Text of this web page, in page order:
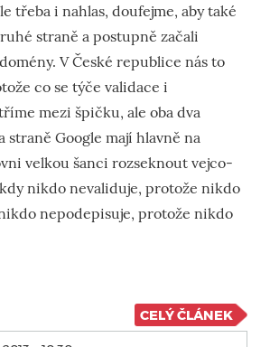
třeba i nahlas, doufejme, aby také
straně a postupně začali
V České republice nás to
co se týče validace i
mezi špičku, ale oba dva
straně Google mají hlavně na
velkou šanci rozseknout vejco-
nikdo nevaliduje, protože nikdo
nepodepisuje, protože nikdo
CELÝ ČLÁNEK